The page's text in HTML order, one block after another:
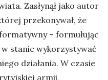
Zasłynął jako autor
przekonywał, że
– formułując
stanie wykorzystywać
działania. W czasie
armii,